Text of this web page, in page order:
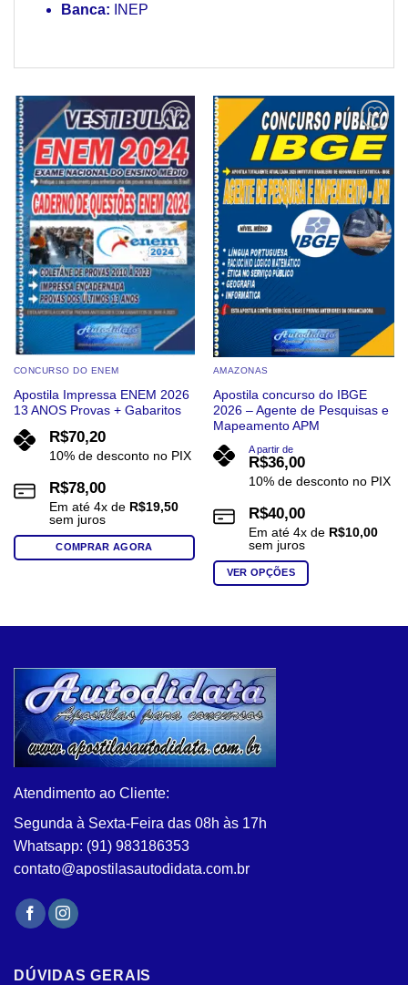
Banca: INEP
Add to
wishlist
CONCURSO DO ENEM
Apostila Impressa ENEM 2026
13 ANOS Provas + Gabaritos
R$70,20
10% de desconto no PIX
R$78,00
Em até 4x de R$19,50
sem juros
COMPRAR AGORA
Add to
wishlist
AMAZONAS
Apostila concurso do IBGE
2026 – Agente de Pesquisas e
Mapeamento APM
A partir de
R$36,00
10% de desconto no PIX
R$40,00
Em até 4x de R$10,00
sem juros
VER OPÇÕES
variantes.
As
opções
podem
ser
escolhidas
do
Atendimento ao Cliente:
Segunda à Sexta-Feira das 08h às 17h
Whatsapp: (91) 983186353
contato@apostilasautodidata.com.br
DÚVIDAS GERAIS